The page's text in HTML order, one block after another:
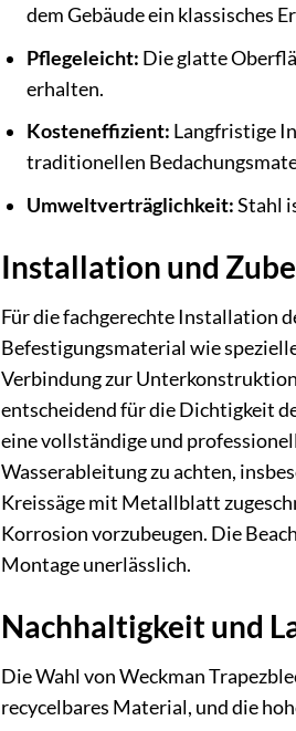
dem Gebäude ein klassisches
Pflegeleicht: Die glatte
erhalten.
Kosteneffizient: Langfristige
traditionellen
Umweltverträglichkeit:Stahl
Installation und
Für die fachgerechte Installation
Befestigungsmaterial wie
Verbindung zur
entscheidend für die Dichtigkeit
eine vollständige und
Wasserableitung zu achten,
Kreissäge mit Metallblatt
Korrosion vorzubeugen. Die
Montage unerlässlich.
Nachhaltigkeit und
Die Wahl von Weckman
recycelbares Material, und die